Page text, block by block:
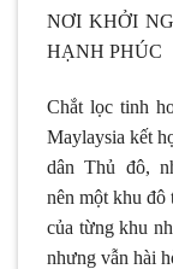
NƠI KHỞI
HẠNH PHÚC
Chắt lọc tinh
Maylaysia kết
dân Thủ đô,
nên một khu đô
của từng khu
nhưng vẫn hài